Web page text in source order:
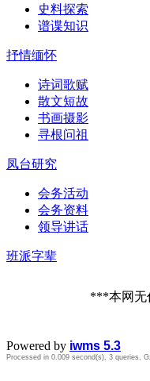
史料探索
谱谍知识
抒情缅怀
诗词歌赋
散文短故
书画摄影
寻根问祖
凤台研究
会务活动
会务资料
领导讲话
班派字辈
***本网无
Powered by iwms 5.3
Processed in 0.009 second(s), 3 queries,